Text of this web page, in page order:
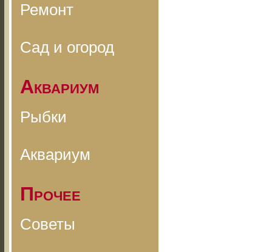
Ремонт
Сад и огород
Аквариум
Рыбки
Аквариум
Прочее
Советы